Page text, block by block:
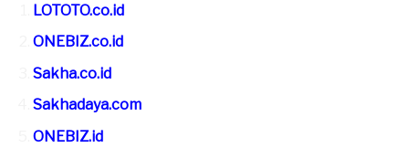
LOTOTO.co.id
ONEBIZ.co.id
Sakha.co.id
Sakhadaya.com
ONEBIZ.id